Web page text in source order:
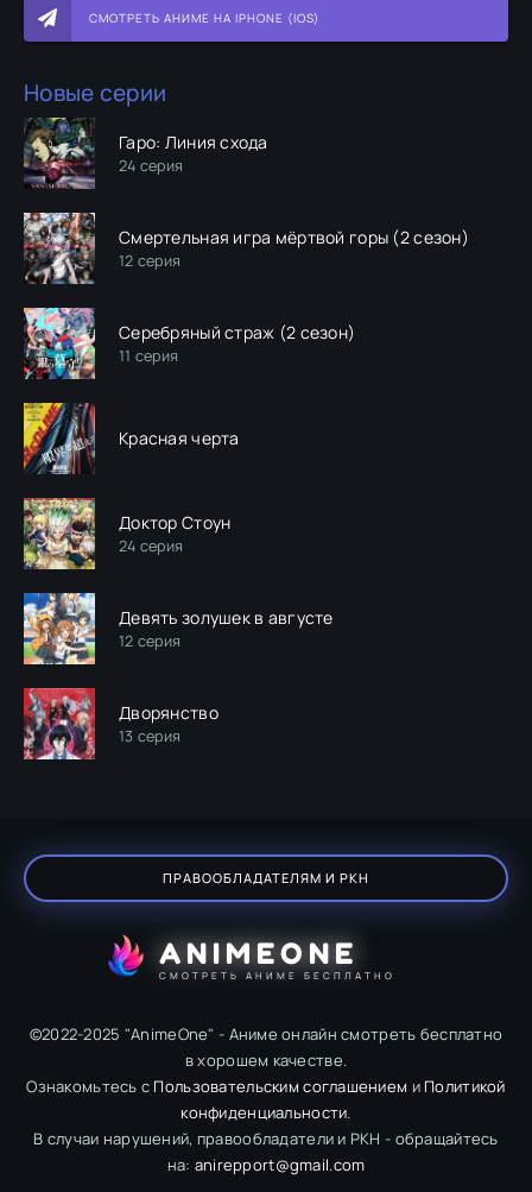
СМОТРЕТЬ АНИМЕ НА IPHONE (IOS)
Новые серии
Гаро: Линия схода
24 серия
Смертельная игра мёртвой горы (2 сезон)
12 серия
Серебряный страж (2 сезон)
11 серия
Красная черта
Доктор Стоун
24 серия
Девять золушек в августе
12 серия
Дворянство
13 серия
ПРАВООБЛАДАТЕЛЯМ И РКН
ANIMEONE
СМОТРЕТЬ АНИМЕ БЕСПЛАТНО
©2022-2025 "AnimeOne" - Аниме онлайн смотреть бесплатно
в хорошем качестве.
Ознакомьтесь с Пользовательским соглашением и Политикой
конфиденциальности.
В случаи нарушений, правообладатели и РКН - обращайтесь
на: anirepport@gmail.com